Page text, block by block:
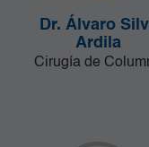
Dr. Álvaro
Ardila
Cirugía de